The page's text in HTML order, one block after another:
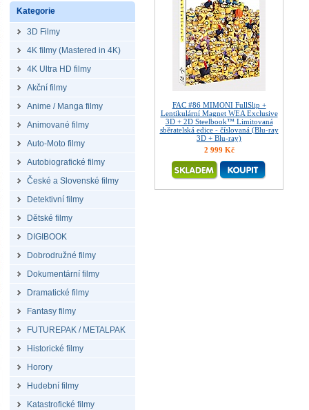
Kategorie
3D Filmy
4K filmy (Mastered in 4K)
4K Ultra HD filmy
Akční filmy
Anime / Manga filmy
Animované filmy
Auto-Moto filmy
Autobiografické filmy
České a Slovenské filmy
Detektivní filmy
Dětské filmy
DIGIBOOK
Dobrodružné filmy
Dokumentární filmy
Dramatické filmy
Fantasy filmy
FUTUREPAK / METALPAK
Historické filmy
Horory
Hudební filmy
Katastrofické filmy
FAC #86 MIMONI FullSlip +
Lentikulární Magnet WEA Exclusive
3D + 2D Steelbook™ Limitovaná
sběratelská edice - číslovaná (Blu-ray
3D + Blu-ray)
2 999 Kč